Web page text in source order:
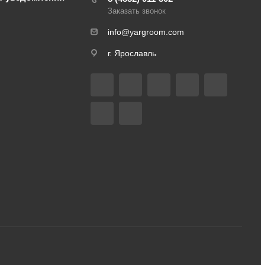
Заказать звонок
info@yargroom.com
г. Ярославль